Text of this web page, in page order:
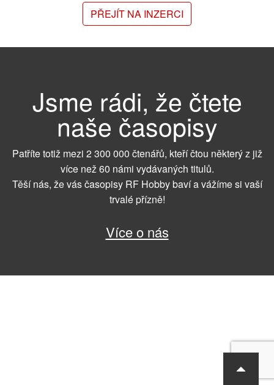
PŘEJÍT NA INZERCI
Jsme rádi, že čtete
naše časopisy
Patříte totiž mezi 2 300 000 čtenářů, kteří čtou některý z již
více než 60 námi vydávaných titulů.
Těší nás, že vás časopisy RF Hobby baví a vážíme si vaší
trvalé přízně!
Více o nás